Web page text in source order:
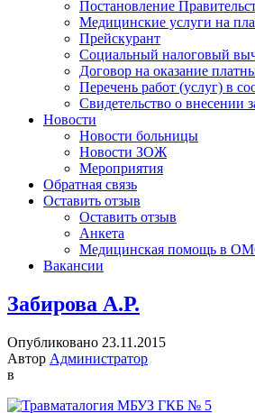
Постановление
Медицинские услуги на
Прейскурант
Социальный налоговый
Договор на оказание
Перечень работ (услуг) в
Свидетельство о
Новости
Новости больницы
Новости ЗОЖ
Мероприятия
Обратная связь
Оставить отзыв
Оставить отзыв
Анкета
Медицинская помощь в
Вакансии
Забирова А.Р.
Опубликовано 23.11.2015
Автор Администратор
в